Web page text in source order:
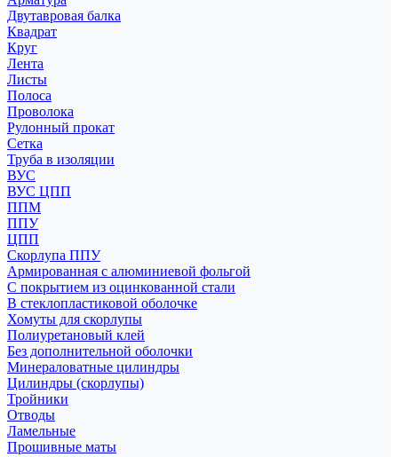
Двутавровая балка
Квадрат
Круг
Лента
Листы
Полоса
Проволока
Рулонный прокат
Сетка
Труба в изоляции
ВУС
ВУС ЦПП
ППМ
ППУ
ЦПП
Скорлупа ППУ
Армированная с алюминиевой фольгой
С покрытием из оцинкованной стали
В стеклопластиковой оболочке
Хомуты для скорлупы
Полиуретановый клей
Без дополнительной оболочки
Минераловатные цилиндры
Цилиндры (скорлупы)
Тройники
Отводы
Ламельные
Прошивные маты